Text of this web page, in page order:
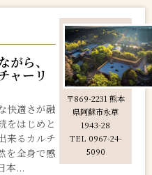
ら、
ャーリ
快適さが融
をはじめと
来るカルチ
を全身で感
本...
〒869-2231 熊本
県阿蘇市永草
1943-28
TEL 0967-24-
5090